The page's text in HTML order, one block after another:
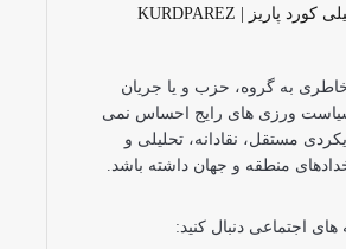
خاطری به گروه، حزب و یا جریان
سیاست ورزی های رایج احساس نمی
مستقل، نقادانه، تحلیلی و
منطقه و جهان داشته باشد.
اجتماعی دنبال کنید: